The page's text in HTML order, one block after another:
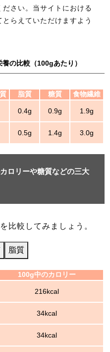
さい。当サイトにおける
らえていただけますよう
の比較（100gあたり）
脂質 糖質 食物繊維
0.4g 0.9g 1.9g
0.5g 1.4g 3.0g
ロリーや糖質などの三大
比較してみましょう。
脂質
100g中のカロリー
216kcal
34kcal
34kcal